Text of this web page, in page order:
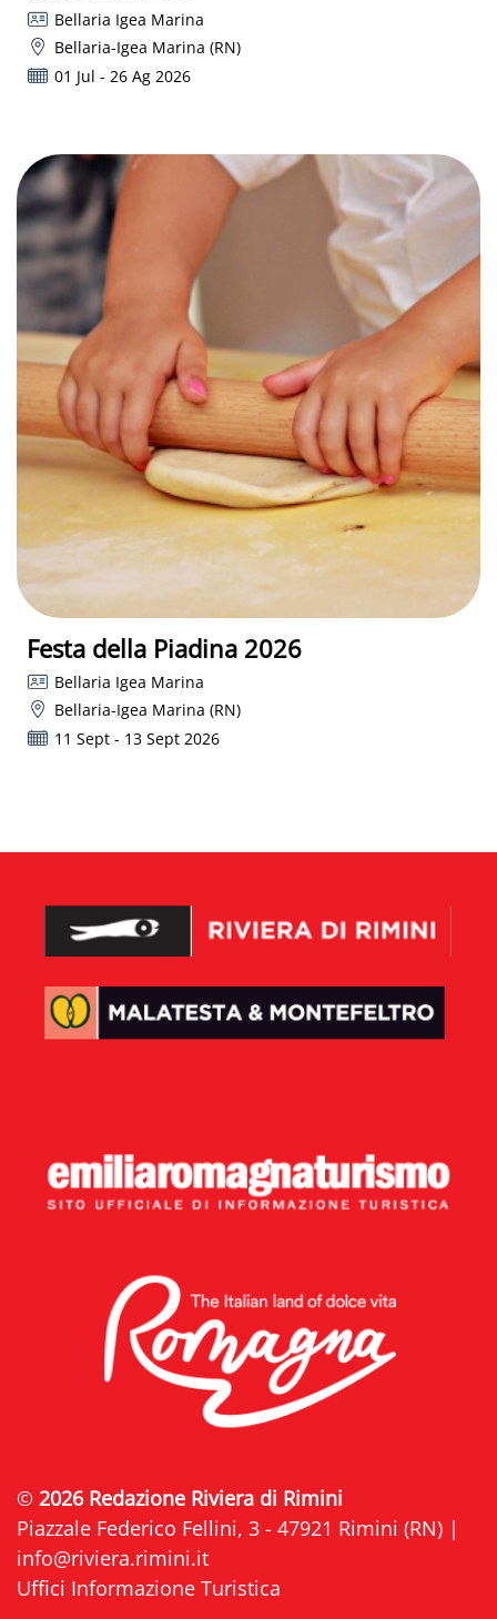
Bellaria Igea Marina
Bellaria-Igea Marina (RN)
01 Jul - 26 Ag 2026
Festa della Piadina 2026
Bellaria Igea Marina
Bellaria-Igea Marina (RN)
11 Sept - 13 Sept 2026
© 2026 Redazione Riviera di Rimini
Piazzale Federico Fellini, 3 - 47921 Rimini (RN) |
info@riviera.rimini.it
Uffici Informazione Turistica